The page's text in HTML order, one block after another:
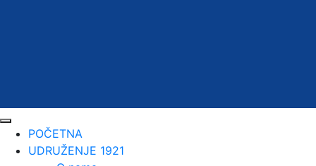
POČETNA
UDRUŽENJE 1921